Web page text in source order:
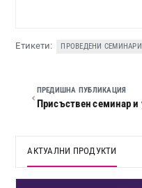
Етикети: ПРОВЕДЕНИ СЕМИНАРИ
ПРЕДИШНА ПУБЛИКАЦИЯ
АКТУАЛНИ ПРОДУКТИ